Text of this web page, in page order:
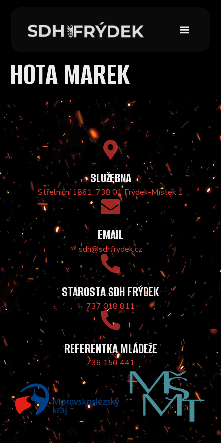
HOTA MAREK
SLUŽEBNA
Střelniční 1861, 738 01 Frýdek-Místek 1
EMAIL
sdh@sdhfrydek.cz
STAROSTA SDH FRÝDEK
737 018 811
REFERENTKA MLÁDEŽE
736 156 441